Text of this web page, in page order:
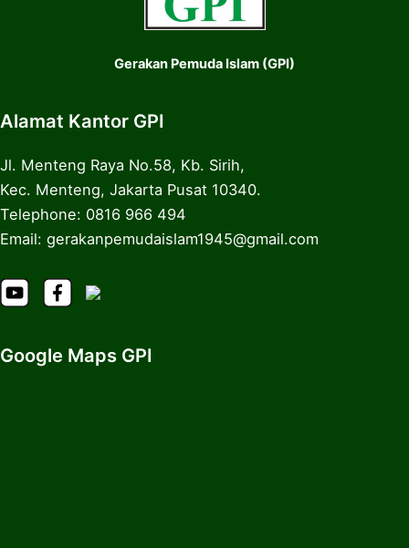
Gerakan Pemuda Islam (GPI)
Alamat Kantor GPI
Jl. Menteng Raya No.58, Kb. Sirih,
Kec. Menteng, Jakarta Pusat 10340.
Telephone: 0816 966 494
Email: gerakanpemudaislam1945@gmail.com
Google Maps GPI